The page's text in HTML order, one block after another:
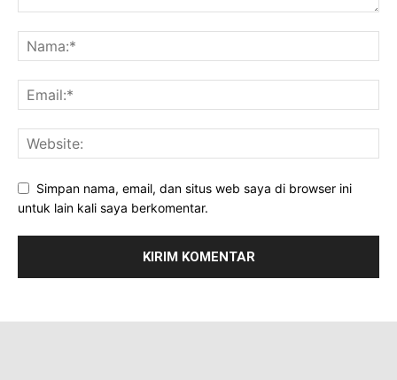
Simpan nama, email, dan situs web saya di browser ini
untuk lain kali saya berkomentar.